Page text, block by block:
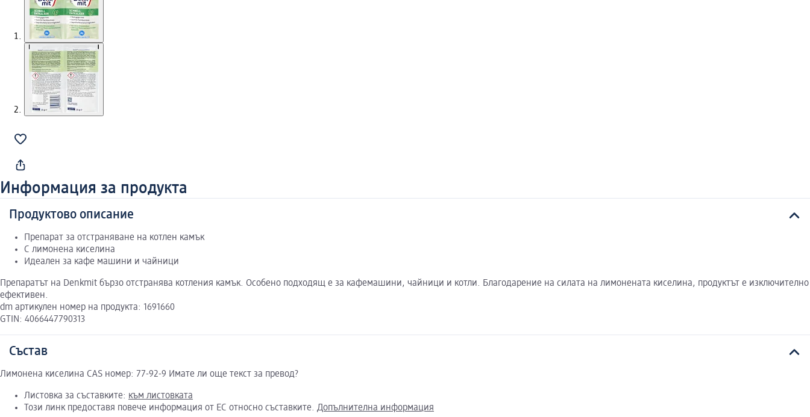
Информация за продукта
Продуктово описание
Препарат за отстраняване на котлен камък
С лимонена киселина
Идеален за кафе машини и чайници
Препаратът на Denkmit бързо отстранява котления камък. Особено подходящ е за кафемашини, чайници и котли. Благодарение на силата на лимонената киселина, продуктът е изключително
ефективен.
dm артикулен номер на продукта: 1691660
GTIN: 4066447790313
Състав
Лимонена киселина CAS номер: 77-92-9 Имате ли още текст за превод?
Листовка за съставките: към листовката
Този линк предоставя повече информация от ЕС относно съставките. Допълнителна информация